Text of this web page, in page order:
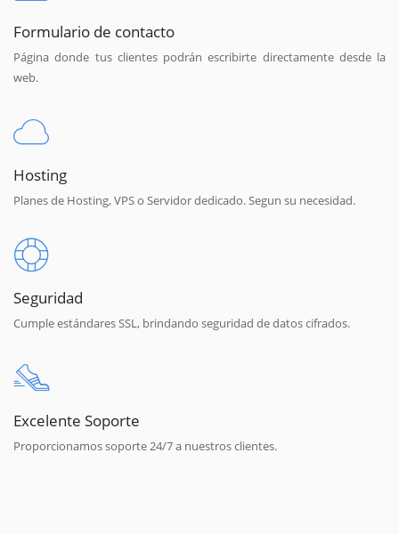
Formulario de contacto
Página donde tus clientes podrán escribirte directamente desde la
web.
Hosting
Planes de Hosting, VPS o Servidor dedicado. Segun su necesidad.
Seguridad
Cumple estándares SSL, brindando seguridad de datos cifrados.
Excelente Soporte
Proporcionamos soporte 24/7 a nuestros clientes.